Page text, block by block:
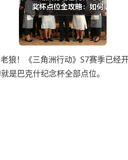
狼！《三角洲行动》S7赛季已经
是巴克什纪念杯全部点位。